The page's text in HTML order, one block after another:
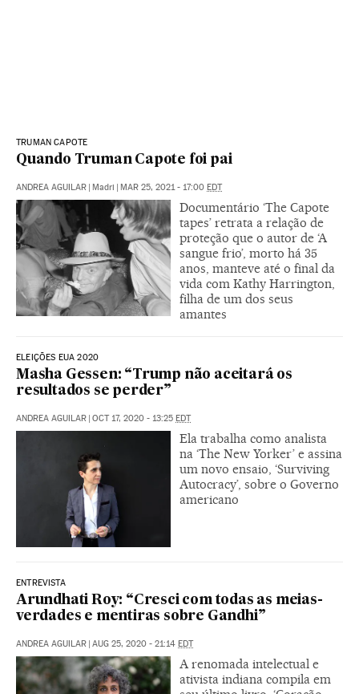
TRUMAN CAPOTE
Quando Truman Capote foi pai
ANDREA AGUILAR Madri MAR 25, 2021 - 17:00 EDT
Documentário ‘The Capote
tapes’ retrata a relação de
proteção que o autor de ‘A
sangue frio’, morto há 35
anos, manteve até o final da
vida com Kathy Harrington,
filha de um dos seus
amantes
ELEIÇÕES EUA 2020
Masha Gessen: “Trump não aceitará os
resultados se perder”
ANDREA AGUILAR OCT 17, 2020 - 13:25 EDT
Ela trabalha como analista
na ‘The New Yorker’ e assina
um novo ensaio, ‘Surviving
Autocracy’, sobre o Governo
americano
ENTREVISTA
Arundhati Roy: “Cresci com todas as meias-
verdades e mentiras sobre Gandhi”
ANDREA AGUILAR AUG 25, 2020 - 21:14 EDT
A renomada intelectual e
ativista indiana compila em